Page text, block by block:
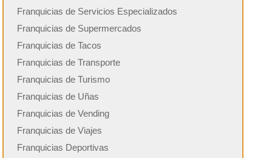
Franquicias de Servicios Especializados
Franquicias de Supermercados
Franquicias de Tacos
Franquicias de Transporte
Franquicias de Turismo
Franquicias de Uñas
Franquicias de Vending
Franquicias de Viajes
Franquicias Deportivas